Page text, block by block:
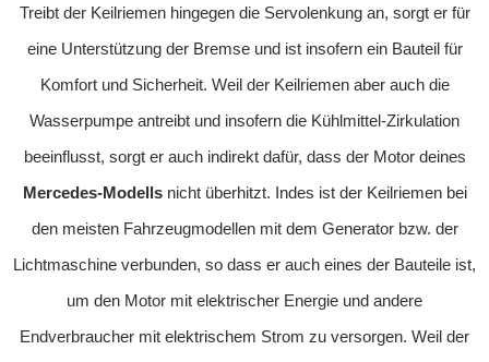
Treibt der Keilriemen hingegen die Servolenkung an, sorgt er für
eine Unterstützung der Bremse und ist insofern ein Bauteil für
Komfort und Sicherheit. Weil der Keilriemen aber auch die
Wasserpumpe antreibt und insofern die Kühlmittel-Zirkulation
beeinflusst, sorgt er auch indirekt dafür, dass der Motor deines
Mercedes-Modellsnicht überhitzt. Indes ist der Keilriemen bei
den meisten Fahrzeugmodellen mit dem Generator bzw. der
Lichtmaschine verbunden, so dass er auch eines der Bauteile ist,
um den Motor mit elektrischer Energie und andere
Endverbraucher mit elektrischem Strom zu versorgen. Weil der